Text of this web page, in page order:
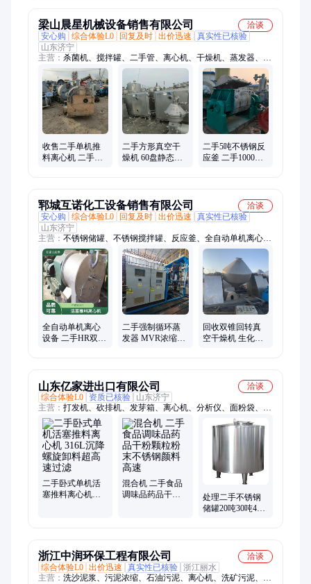
梁山晨星机械设备销售有限公司
洽谈
安心购
综合体验L0 回复及时 出价迅速
真实性已核验
山东济宁
主营： 杀菌机、搅拌罐、二手管、离心机、干燥机、蒸发器、配
液罐、二手燃气、二手高压、储罐二手、二手单层、立方储罐、
气泡清洗机、二手真空带、商用清洗机、储罐不锈钢、真空干燥
箱、清洗机高压、饮料灌装机、滚筒烘干机、热风循环烘箱、网
带烘干机、浓缩提取机组、行星炒锅、螺带混合机
收售二手单机推
料离心机 二手工
二手方形真空干
燥机 60盘静态低
二手5吨不锈钢反
应釜 二手1000升
郓城互诺化工设备销售有限公司
洽谈
安心购
综合体验L0 回复及时 出价迅速
真实性已核验
山东济宁
主营： 不锈钢储罐、不锈钢搅拌罐、反应釜、全自动单机离心设
备、不锈钢列管冷凝器、蒸发器、螺带混合机
全自动单机离心
设备 二手HR双级
二手强制循环蒸
发器 MVR浓缩结
回收双锥回转真
空干燥机 生化制
山东亿家进出口有限公司
洽谈
综合体验L0
资质已核验
山东济宁
主营： 打发机、砍排机、发芽箱、离心机、分析仪、面粉袋、储
存罐、蒸炼机、清洗罐、混料机、糖衣机、配液罐、减速机、分
散机、液位罐、冷凝器、除尘塔、封罐机、柠檬酸、稀配罐、浓
配罐、纯水罐、风淋室、分装机、测定仪、循环泵
二手卧式单机活
塞推料离心机
混合机 二手食品
调味品药品干粉
处理二手不锈钢
储罐20吨30吨40
浙江中润环保工程有限公司
洽谈
综合体验L0 出价迅速 真实性已核验 浙江丽水
主营： 洗沙泥浆、污泥浓缩、石油污泥、离心机、洗矿污泥、洗